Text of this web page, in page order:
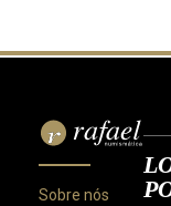
Sobre nós